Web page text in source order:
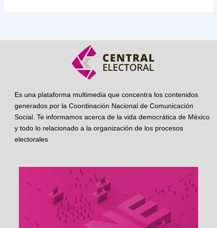
Es una plataforma multimedia que concentra los contenidos
generados por la Coordinación Nacional de Comunicación
Social. Te informamos acerca de la vida democrática de México
y todo lo relacionado a la organización de los procesos
electorales